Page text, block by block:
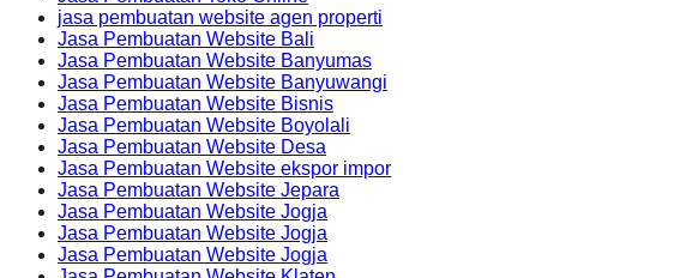
jasa pembuatan website agen properti
Jasa Pembuatan Website Bali
Jasa Pembuatan Website Banyumas
Jasa Pembuatan Website Banyuwangi
Jasa Pembuatan Website Bisnis
Jasa Pembuatan Website Boyolali
Jasa Pembuatan Website Desa
Jasa Pembuatan Website ekspor impor
Jasa Pembuatan Website Jepara
Jasa Pembuatan Website Jogja
Jasa Pembuatan Website Jogja
Jasa Pembuatan Website Jogja